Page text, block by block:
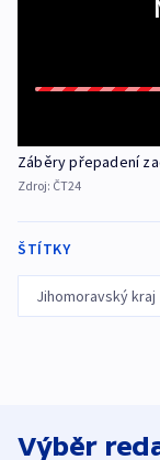
Záběry přepadení
Zdroj: ČT24
ŠTÍTKY
Jihomoravský kraj
Výběr